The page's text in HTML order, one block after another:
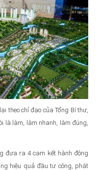
theo chỉ đạo của Tổng Bí thư,
là làm, làm nhanh, làm đúng,
đưa ra 4 cam kết hành động
hiệu quả đầu tư công, phát